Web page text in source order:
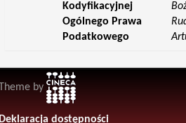
Kodyfikacyjnej
Ogólnego Prawa
Podatkowego
Theme by
Deklaracja dostępności